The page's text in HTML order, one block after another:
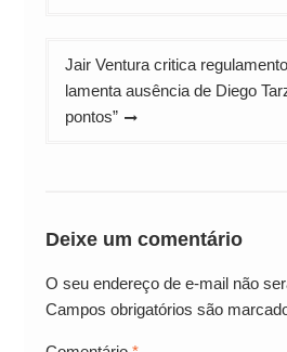
Jair Ventura critica
lamenta ausência de Diego
pontos”
Deixe um comentário
O seu endereço de e-mail não
Campos obrigatórios são